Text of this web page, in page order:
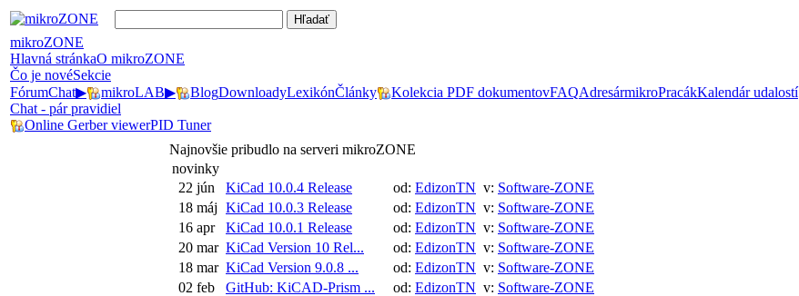
mikroZONE
Hlavná stránkaO mikroZONE
Čo je novéSekcie
FórumChat▶ mikroLAB▶ BlogDownloadyLexikónČlánky Kolekcia PDF dokumentovFAQAdresármikroPracákKalendár udalostí
Chat - pár pravidiel
Online Gerber viewerPID Tuner
Najnovšie pribudlo na serveri mikroZONE
novinky
22 jún
KiCad 10.0.4 Release od: EdizonTN v: Software-ZONE
18 máj KiCad 10.0.3 Release od: EdizonTN v: Software-ZONE
16 apr
KiCad 10.0.1 Release od: EdizonTN v: Software-ZONE
20 mar KiCad Version 10 Rel... od: EdizonTN v: Software-ZONE
18 mar KiCad Version 9.0.8 ... od: EdizonTN v: Software-ZONE
02 feb
GitHub: KiCAD-Prism ... od: EdizonTN v: Software-ZONE